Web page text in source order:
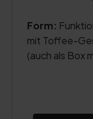
Form:
mit Toffee-
(auch als Box